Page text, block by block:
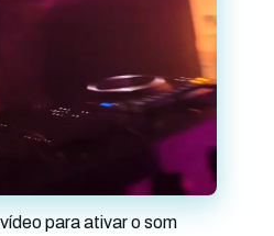
para ativar o som